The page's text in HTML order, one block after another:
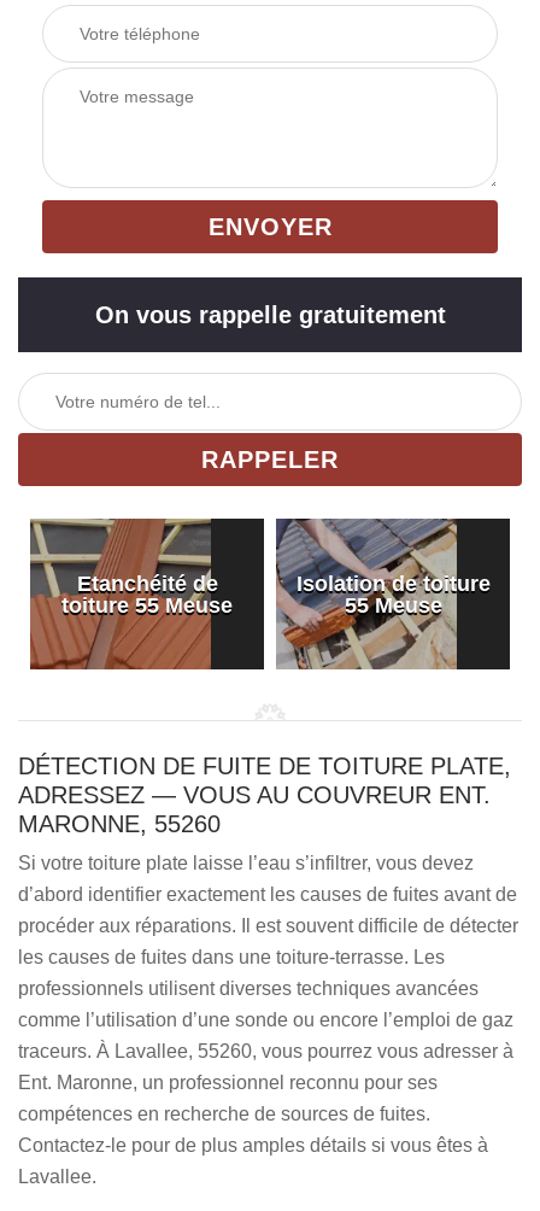
On vous rappelle gratuitement
Etanchéité de
toiture 55 Meuse
Isolation de toiture
55 Meuse
DÉTECTION DE FUITE DE TOITURE PLATE,
ADRESSEZ — VOUS AU COUVREUR ENT.
MARONNE, 55260
Si votre toiture plate laisse l’eau s’infiltrer, vous devez
d’abord identifier exactement les causes de fuites avant de
procéder aux réparations. Il est souvent difficile de détecter
les causes de fuites dans une toiture-terrasse. Les
professionnels utilisent diverses techniques avancées
comme l’utilisation d’une sonde ou encore l’emploi de gaz
traceurs. À Lavallee, 55260, vous pourrez vous adresser à
Ent. Maronne, un professionnel reconnu pour ses
compétences en recherche de sources de fuites.
Contactez-le pour de plus amples détails si vous êtes à
Lavallee.